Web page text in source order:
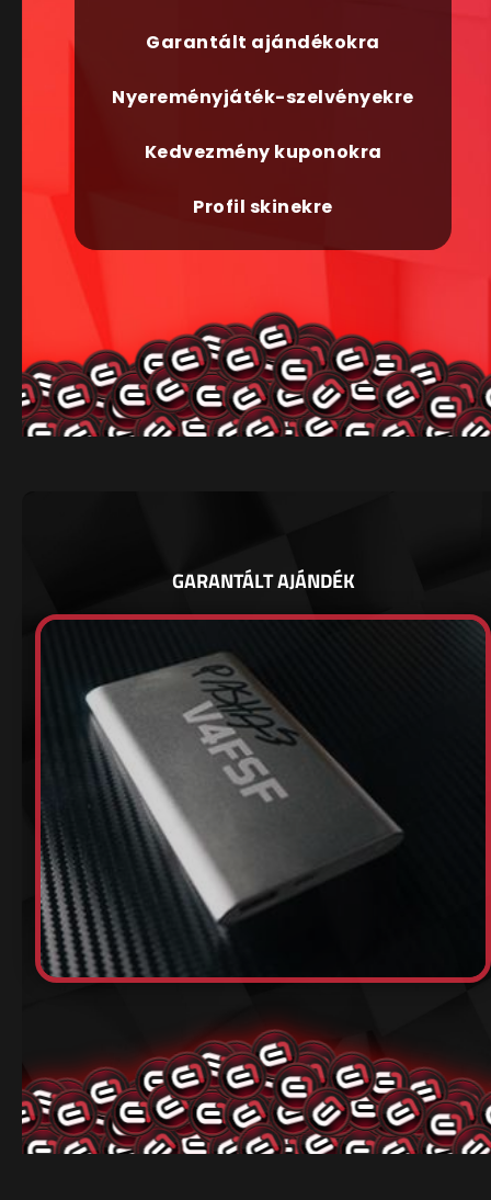
Garantált ajándékokra
Nyereményjáték-szelvényekre
Kedvezmény kuponokra
Profil skinekre
GARANTÁLT AJÁNDÉK